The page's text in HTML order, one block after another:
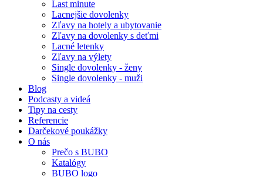
Last minute
Lacnejšie dovolenky
Zľavy na hotely a ubytovanie
Zľavy na dovolenky s deťmi
Lacné letenky
Zľavy na výlety
Single dovolenky - ženy
Single dovolenky - muži
Blog
Podcasty a videá
Tipy na cesty
Referencie
Darčekové poukážky
O nás
Prečo s BUBO
Katalógy
BUBO logo